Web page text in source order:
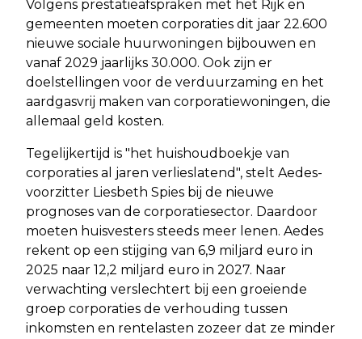
Volgens prestatieafspraken met het Rijk en
gemeenten moeten corporaties dit jaar 22.600
nieuwe sociale huurwoningen bijbouwen en
vanaf 2029 jaarlijks 30.000. Ook zijn er
doelstellingen voor de verduurzaming en het
aardgasvrij maken van corporatiewoningen, die
allemaal geld kosten.
Tegelijkertijd is "het huishoudboekje van
corporaties al jaren verlieslatend", stelt Aedes-
voorzitter Liesbeth Spies bij de nieuwe
prognoses van de corporatiesector. Daardoor
moeten huisvesters steeds meer lenen. Aedes
rekent op een stijging van 6,9 miljard euro in
2025 naar 12,2 miljard euro in 2027. Naar
verwachting verslechtert bij een groeiende
groep corporaties de verhouding tussen
inkomsten en rentelasten zozeer dat ze minder